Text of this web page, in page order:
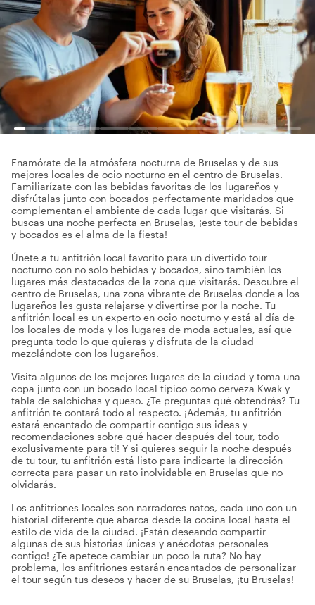
Enamórate de la atmósfera nocturna de Bruselas y de sus
mejores locales de ocio nocturno en el centro de Bruselas.
Familiarízate con las bebidas favoritas de los lugareños y
disfrútalas junto con bocados perfectamente maridados que
complementan el ambiente de cada lugar que visitarás. Si
buscas una noche perfecta en Bruselas, ¡este tour de bebidas
y bocados es el alma de la fiesta!
Únete a tu anfitrión local favorito para un divertido tour
nocturno con no solo bebidas y bocados, sino también los
lugares más destacados de la zona que visitarás. Descubre el
centro de Bruselas, una zona vibrante de Bruselas donde a los
lugareños les gusta relajarse y divertirse por la noche. Tu
anfitrión local es un experto en ocio nocturno y está al día de
los locales de moda y los lugares de moda actuales, así que
pregunta todo lo que quieras y disfruta de la ciudad
mezclándote con los lugareños.
Visita algunos de los mejores lugares de la ciudad y toma una
copa junto con un bocado local típico como cerveza Kwak y
tabla de salchichas y queso. ¿Te preguntas qué obtendrás? Tu
anfitrión te contará todo al respecto. ¡Además, tu anfitrión
estará encantado de compartir contigo sus ideas y
recomendaciones sobre qué hacer después del tour, todo
exclusivamente para ti! Y si quieres seguir la noche después
de tu tour, tu anfitrión está listo para indicarte la dirección
correcta para pasar un rato inolvidable en Bruselas que no
olvidarás.
Los anfitriones locales son narradores natos, cada uno con un
historial diferente que abarca desde la cocina local hasta el
estilo de vida de la ciudad. ¡Están deseando compartir
algunas de sus historias únicas y anécdotas personales
contigo! ¿Te apetece cambiar un poco la ruta? No hay
problema, los anfitriones estarán encantados de personalizar
el tour según tus deseos y hacer de su Bruselas, ¡tu Bruselas!